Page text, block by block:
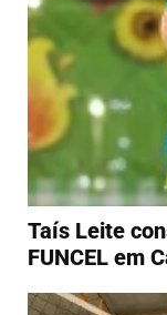
Taís Leite
FUNCEL em